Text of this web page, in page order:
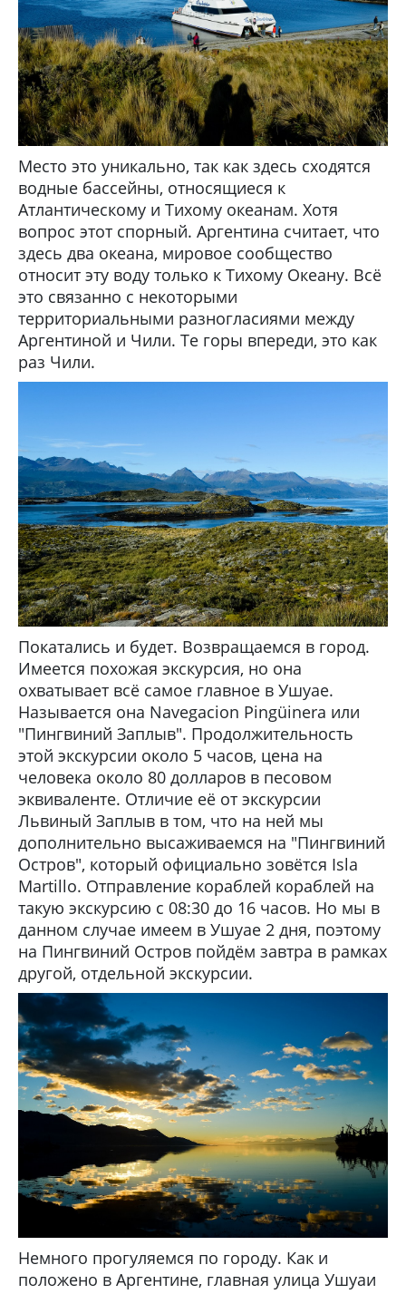
Место это уникально, так как здесь сходятся
водные бассейны, относящиеся к
Атлантическому и Тихому океанам. Хотя
вопрос этот спорный. Аргентина считает, что
здесь два океана, мировое сообщество
относит эту воду только к Тихому Океану. Всё
это связанно с некоторыми
территориальными разногласиями между
Аргентиной и Чили. Те горы впереди, это как
раз Чили.
Покатались и будет. Возвращаемся в город.
Имеется похожая экскурсия, но она
охватывает всё самое главное в Ушуае.
Называется она Navegacion Pingüinera или
"Пингвиний Заплыв". Продолжительность
этой экскурсии около 5 часов, цена на
человека около 80 долларов в песовом
эквиваленте. Отличие её от экскурсии
Львиный Заплыв в том, что на ней мы
дополнительно высаживаемся на "Пингвиний
Остров", который официально зовётся Isla
Martillo. Отправление кораблей кораблей на
такую экскурсию с 08:30 до 16 часов. Но мы в
данном случае имеем в Ушуае 2 дня, поэтому
на Пингвиний Остров пойдём завтра в рамках
другой, отдельной экскурсии.
Немного прогуляемся по городу. Как и
положено в Аргентине, главная улица Ушуаи